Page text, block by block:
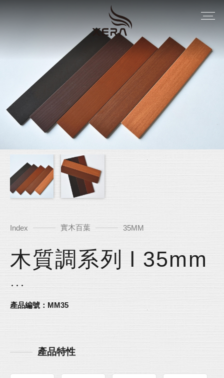
Index 實木百葉 35MM
木質調系列 l 35mm
產品編號：MM35
產品特性